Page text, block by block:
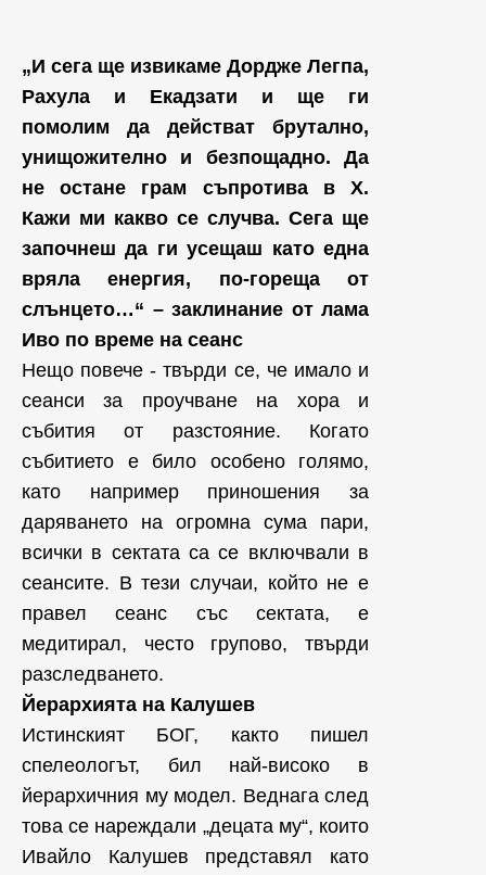
„И сега ще извикаме Дордже Легпа,
Рахула и Екадзати и ще ги
помолим да действат брутално,
унищожително и безпощадно. Да
не остане грам съпротива в Х.
Кажи ми какво се случва. Сега ще
започнеш да ги усещаш като една
вряла енергия, по-гореща от
слънцето…“ – заклинание от лама
Иво по време на сеанс
Нещо повече - твърди се, че имало и
сеанси за проучване на хора и
събития от разстояние. Когато
събитието е било особено голямо,
като например приношения за
даряването на огромна сума пари,
всички в сектата са се включвали в
сеансите. В тези случаи, който не е
правел сеанс със сектата, е
медитирал, често групово, твърди
разследването.
Йерархията на Калушев
Истинският БОГ, както пишел
спелеологът, бил най-високо в
йерархичния му модел. Веднага след
това се нареждали „децата му“, които
Ивайло Калушев представял като